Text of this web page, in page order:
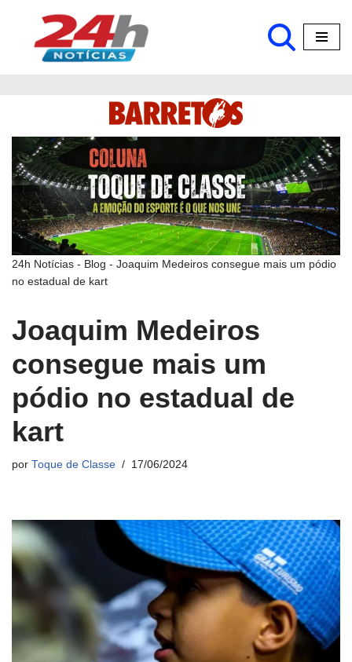
Pular
24h Notícias - Blog - Joaquim Medeiros consegue mais um pódio
no estadual de kart
Joaquim Medeiros
consegue mais um
pódio no estadual de
kart
por Toque de Classe 17/06/2024